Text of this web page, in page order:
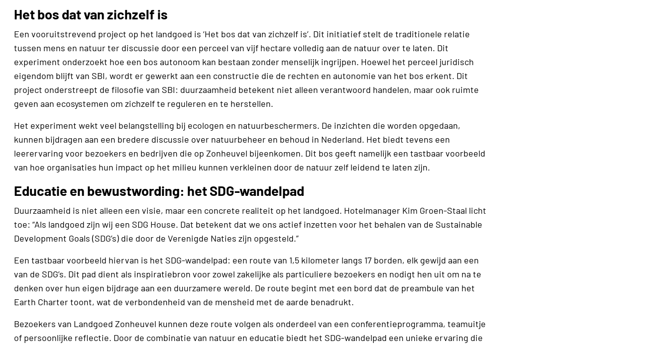
Het bos dat van zichzelf is
Een vooruitstrevend project op het landgoed is ‘Het bos dat van zichzelf is’. Dit initiatief stelt de traditionele relatie
tussen mens en natuur ter discussie door een perceel van vijf hectare volledig aan de natuur over te laten. Dit
experiment onderzoekt hoe een bos autonoom kan bestaan zonder menselijk ingrijpen. Hoewel het perceel juridisch
eigendom blijft van SBI, wordt er gewerkt aan een constructie die de rechten en autonomie van het bos erkent. Dit
project onderstreept de filosofie van SBI: duurzaamheid betekent niet alleen verantwoord handelen, maar ook ruimte
geven aan ecosystemen om zichzelf te reguleren en te herstellen.
Het experiment wekt veel belangstelling bij ecologen en natuurbeschermers. De inzichten die worden opgedaan,
kunnen bijdragen aan een bredere discussie over natuurbeheer en behoud in Nederland. Het biedt tevens een
leerervaring voor bezoekers en bedrijven die op Zonheuvel bijeenkomen. Dit bos geeft namelijk een tastbaar voorbeeld
van hoe organisaties hun impact op het milieu kunnen verkleinen door de natuur zelf leidend te laten zijn.
Educatie en bewustwording: het SDG-wandelpad
Duurzaamheid is niet alleen een visie, maar een concrete realiteit op het landgoed. Hotelmanager Kim Groen-Staal licht
toe: “Als landgoed zijn wij een SDG House. Dat betekent dat we ons actief inzetten voor het behalen van de Sustainable
Development Goals (SDG’s) die door de Verenigde Naties zijn opgesteld.”
Een tastbaar voorbeeld hiervan is het SDG-­wandelpad: een route van 1,5 kilometer langs 17 borden, elk gewijd aan een
van de SDG’s. Dit pad dient als inspiratiebron voor zowel zakelijke als particuliere bezoekers en nodigt hen uit om na te
denken over hun eigen bijdrage aan een duurzamere wereld. De route begint met een bord dat de preambule van het
Earth Charter toont, wat de verbondenheid van de mensheid met de aarde benadrukt.
Bezoekers van Landgoed Zonheuvel kunnen deze route volgen als onderdeel van een conferentieprogramma, teamuitje
of persoonlijke reflectie. Door de combinatie van natuur en educatie biedt het SDG-wandelpad een unieke ervaring die